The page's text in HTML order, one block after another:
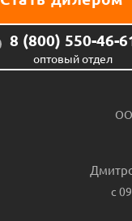
8 (800) 550-46-
оптовый отдел
с